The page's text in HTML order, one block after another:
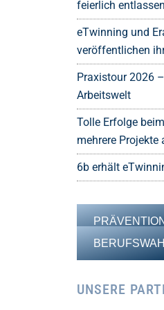
feierlich entlassen
eTwinning und
veröffentlichen
Praxistour 2026
Arbeitswelt
Tolle Erfolge
mehrere Projekte
6b erhält
PRÄVENTION
UNSERE